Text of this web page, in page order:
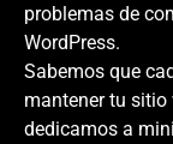
problemas de
WordPress.
Sabemos que
mantener tu
dedicamos a